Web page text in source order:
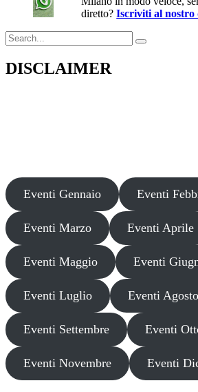
diretto?Iscriviti al nostro
Search
for:
DISCLAIMER
Eventi Gennaio Eventi
Eventi Marzo Eventi Aprile
Eventi Maggio Eventi
Eventi Luglio Eventi Agosto
Eventi Settembre Eventi
Eventi Novembre Eventi